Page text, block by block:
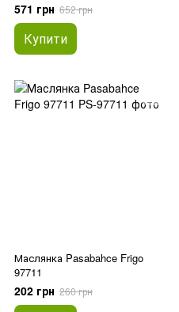
571 грн 652 грн
Купити
Маслянка Pasabahce Frigo
97711
202 грн 260 грн